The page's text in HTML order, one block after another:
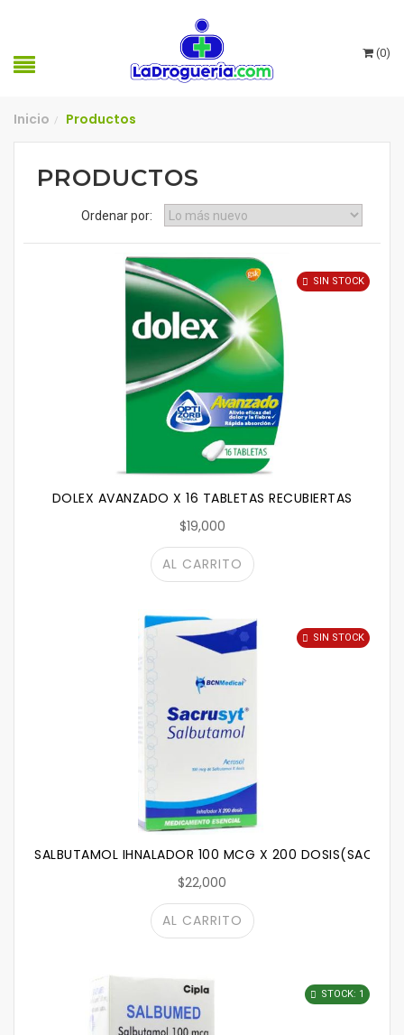
(0)
Inicio / Productos
PRODUCTOS
Ordenar por:
DOLEX AVANZADO X 16 TABLETAS RECUBIERTAS
$19,000
AL CARRITO
SIN STOCK
SALBUTAMOL IHNALADOR 100 MCG X 200
$22,000
AL CARRITO
SIN STOCK
STOCK: 1